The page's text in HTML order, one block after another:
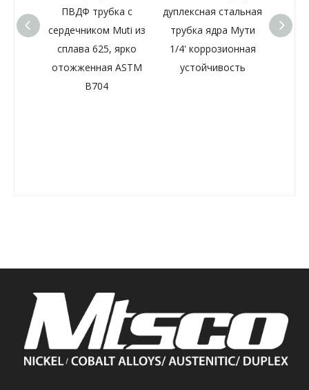
из
ПВДФ трубка с
сердечником Muti из
сплава 625, ярко
отожженная ASTM
B704
дуплексная стальная
трубка ядра Мути
1/4' коррозионная
устойчивость